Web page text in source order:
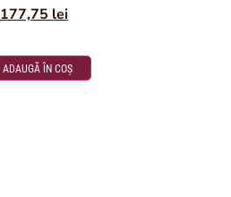
177,75 lei
ADAUGĂ ÎN COȘ